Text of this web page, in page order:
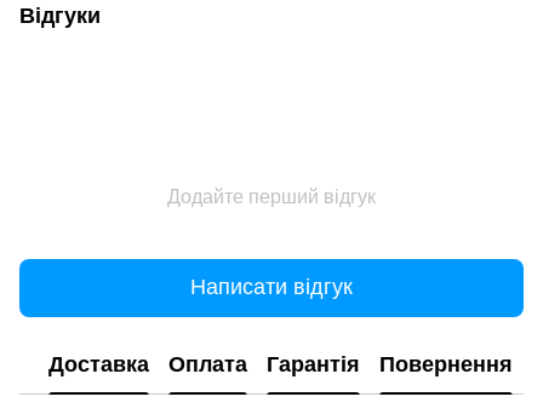
Відгуки
Додайте перший відгук
Написати відгук
Доставка Оплата Гарантія Повернення